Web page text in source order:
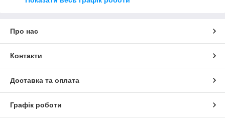
Про нас
Контакти
Доставка та оплата
Графік роботи